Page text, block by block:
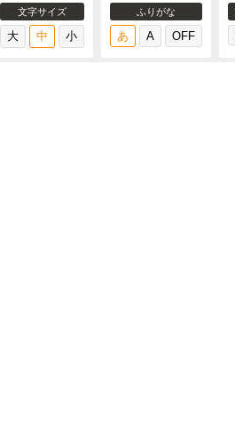
文字サイズ ふりがな